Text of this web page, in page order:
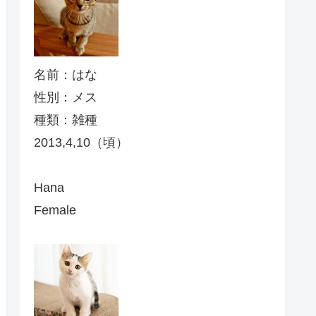
名前：はな
性別：メス
種類：雑種
2013,4,10（頃）
Hana
Female